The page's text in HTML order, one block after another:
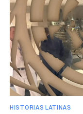
HISTORIAS LATINAS